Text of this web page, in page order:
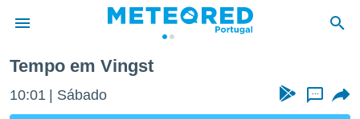
da
Tempo em Vingst
10:01 Sábado ...